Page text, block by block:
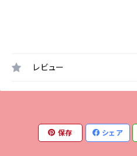
レビュー
保存 シェア